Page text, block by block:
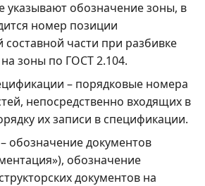
указывают обозначение зоны, в
номер позиции
части при разбивке
зоны по ГОСТ 2.104.
– порядковые номера
непосредственно входящих в
их записи в спецификации.
обозначение документов
обозначение
документов на